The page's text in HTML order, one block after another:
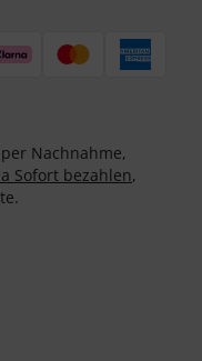
Nachnahme,
Sofort bezahlen,